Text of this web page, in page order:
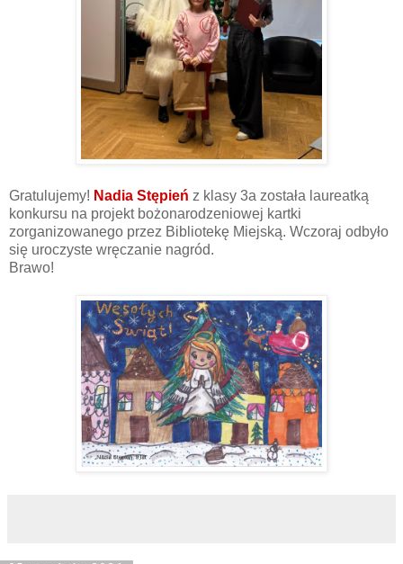
Gratulujemy! Nadia Stępień z klasy 3a została laureatką
konkursu na projekt bożonarodzeniowej kartki
zorganizowanego przez Bibliotekę Miejską. Wczoraj odbyło
się uroczyste wręczanie nagród.
Brawo!